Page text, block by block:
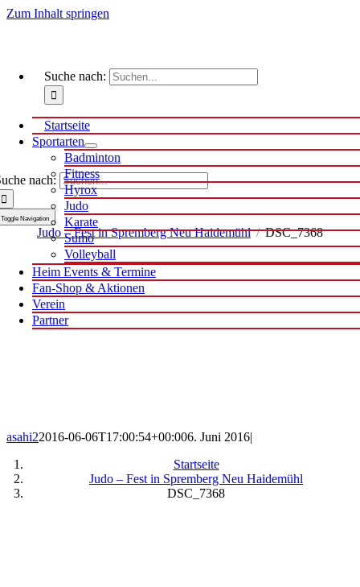
Zum Inhalt springen
nach:
Toggle Navigation
Startseite
Sportarten
Badminton
Fitness
Hyrox
Judo
Karate
Sumo
Volleyball
Heim Events & Termine
Fan-Shop & Aktionen
Verein
Partner
Suche nach:
Judo – Fest in Spremberg Neu Haidemühl / DSC_7368
asahi22016-06-06T17:00:54+00:006. Juni 2016|
Startseite
Judo – Fest in Spremberg Neu Haidemühl
DSC_7368